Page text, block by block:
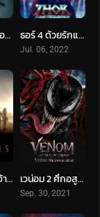
แบล็ค แพนเธอร์ 2: วาคานด้าจงเจริญ (2022) Black Panther: Wakanda Forever ธอร์ 4 ด้วยรักและอัสนี (2022) Thor 4: Love and Thunder
Jul. 06, 2022
ฮีโร่พลังเทพเจ้า (2021) Eternals เวน่อม 2 ศึกอสูรแดงเดือด (2021) Venom : Let There Be Carnage
Sep. 30, 2021